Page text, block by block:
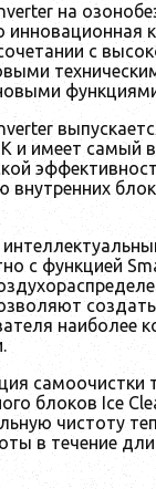
на
инновационная
с
и имеет самый
внутренних
с функцией
наиболее
самоочистки
блоков Ice
чистоту
в течение